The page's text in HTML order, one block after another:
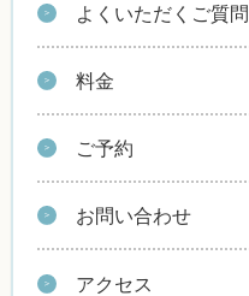
よくいただくご質問
料金
ご予約
お問い合わせ
アクセス